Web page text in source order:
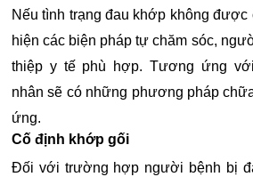
Nếu tình trạng đau khớp không
hiện các biện pháp tự chăm sóc,
thiệp y tế phù hợp. Tương ứng
nhân sẽ có những phương pháp
ứng.
Cố định khớp gối
Đối với trường hợp người bệnh bị